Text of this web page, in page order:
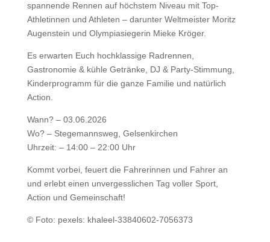
spannende Rennen auf höchstem Niveau mit Top-
Athletinnen und Athleten – darunter Weltmeister Moritz
Augenstein und Olympiasiegerin Mieke Kröger.
Es erwarten Euch hochklassige Radrennen,
Gastronomie & kühle Getränke, DJ & Party-Stimmung,
Kinderprogramm für die ganze Familie und natürlich
Action.
Wann? – 03.06.2026
Wo? – Stegemannsweg, Gelsenkirchen
Uhrzeit: – 14:00 – 22:00 Uhr
Kommt vorbei, feuert die Fahrerinnen und Fahrer an
und erlebt einen unvergesslichen Tag voller Sport,
Action und Gemeinschaft!
© Foto: pexels: khaleel-33840602-7056373